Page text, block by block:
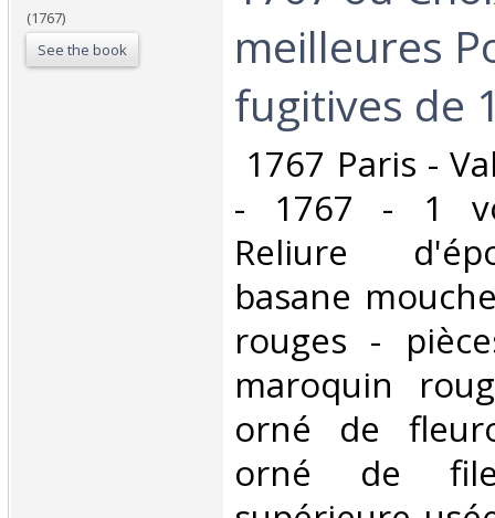
(1767)
See the book
meilleures
fugitives de
1767 Paris -
- 1767 - 1
Reliure
basane
rouges -
maroquin
orné de
orné de